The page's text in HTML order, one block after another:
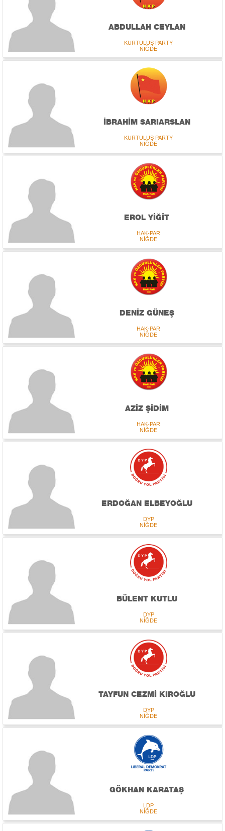
ABDULLAH CEYLAN
KURTULUŞ PARTY
NİĞDE
İBRAHİM SARIARSLAN
KURTULUŞ PARTY
NİĞDE
EROL YİĞİT
HAK-PAR
NİĞDE
DENİZ GÜNEŞ
HAK-PAR
NİĞDE
AZİZ ŞİDİM
HAK-PAR
NİĞDE
ERDOĞAN ELBEYOĞLU
DYP
NİĞDE
BÜLENT KUTLU
DYP
NİĞDE
TAYFUN CEZMİ KIROĞLU
DYP
NİĞDE
GÖKHAN KARATAŞ
LDP
NİĞDE